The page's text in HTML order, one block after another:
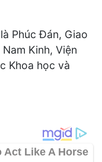
Phúc Đán, Giao
Kinh, Viện
Khoa học và